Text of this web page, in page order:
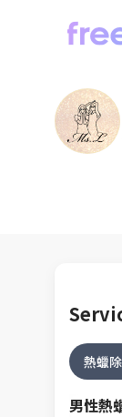
熱蠟
男性熱